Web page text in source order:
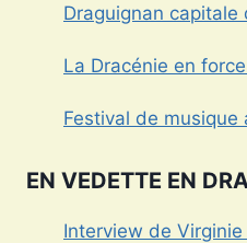
Draguignan capitale
La Dracénie en
Festival de musique
EN VEDETTE EN
Interview de Virginie